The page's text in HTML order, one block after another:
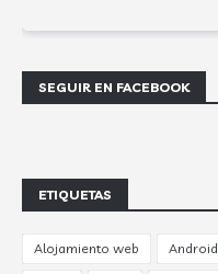
SEGUIR EN FACEBOOK
ETIQUETAS
Alojamiento web Android